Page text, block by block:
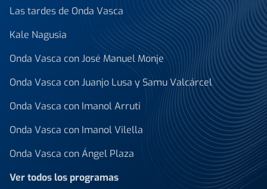
Las tardes de Onda Vasca
Kale Nagusia
Onda Vasca con José Manuel Monje
Onda Vasca con Juanjo Lusa y Samu Valcárcel
Onda Vasca con Imanol Arruti
Onda Vasca con Imanol Vilella
Onda Vasca con Ángel Plaza
Ver todos los programas